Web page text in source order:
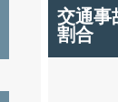
交通事
割合